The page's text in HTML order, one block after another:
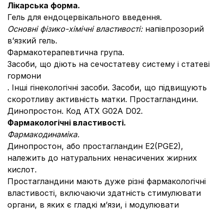
Лікарська форма.
Гель для ендоцервікального введення.
Основні фізико-хімічні властивості: напівпрозорий
в’язкий гель.
Фармакотерапевтична група.
Засоби, що діють на сечостатеву систему і статеві
гормони
. Інші гінекологічні засоби. Засоби, що підвищують
скоротливу активність матки. Простагландини.
Динопростон. Код АТХ G02A D02.
Фармакологічні властивості.
Фармакодинаміка.
Динопростон, або простагландин E2(PGE2),
належить до натуральних ненасичених жирних
кислот.
Простагландини мають дуже різні фармакологічні
властивості, включаючи здатність стимулювати
органи, в яких є гладкі м’язи, і модулювати